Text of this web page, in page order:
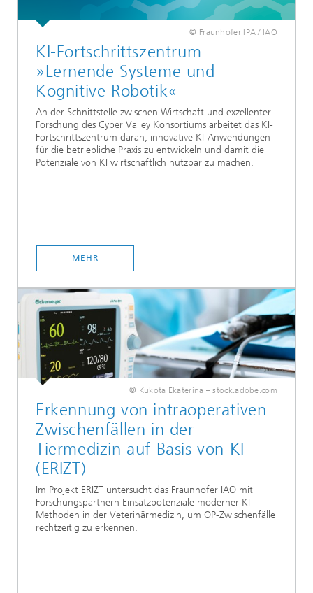
© Fraunhofer IPA / IAO
KI-Fortschrittszentrum
»Lernende Systeme und
Kognitive Robotik«
An der Schnittstelle zwischen Wirtschaft und exzellenter
Forschung des Cyber Valley Konsortiums arbeitet das KI-
Fortschrittszentrum daran, innovative KI-Anwendungen
für die betriebliche Praxis zu entwickeln und damit die
Potenziale von KI wirtschaftlich nutzbar zu machen.
MEHR
© Kukota Ekaterina – stock.adobe.com
Erkennung von intraoperativen
Zwischenfällen in der
Tiermedizin auf Basis von KI
(ERIZT)
Im Projekt ERIZT untersucht das Fraunhofer IAO mit
Forschungspartnern Einsatzpotenziale moderner KI-
Methoden in der Veterinärmedizin, um OP-Zwischenfälle
rechtzeitig zu erkennen.